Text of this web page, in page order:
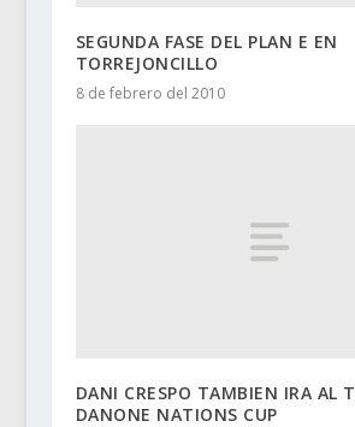
SEGUNDA FASE DEL PLAN E EN
TORREJONCILLO
8 de febrero del 2010
DANI CRESPO TAMBIEN IRA AL
DANONE NATIONS CUP